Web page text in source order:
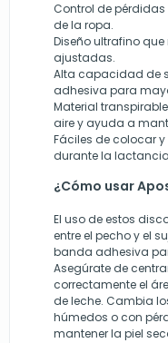
Control de
de la ropa.
Diseño ultrafino
ajustadas.
Alta capacidad de
adhesiva para
Material
aire y ayuda a
Fáciles de colocar
durante la
¿Cómo usar
El uso de estos
entre el pecho y el
banda adhesiva
Asegúrate de
correctamente el
de leche. Cambia
húmedos o con
mantener la piel